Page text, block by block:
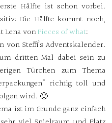
Hälfte ist schon vorbei.
Die Hälfte kommt noch,
Lena vonPieces of what:
Steffi’s Adventskalender.
dritten Mal dabei sein zu
Türchen zum Thema
richtig toll und
wird. 🙂
ist im Grunde ganz einfach